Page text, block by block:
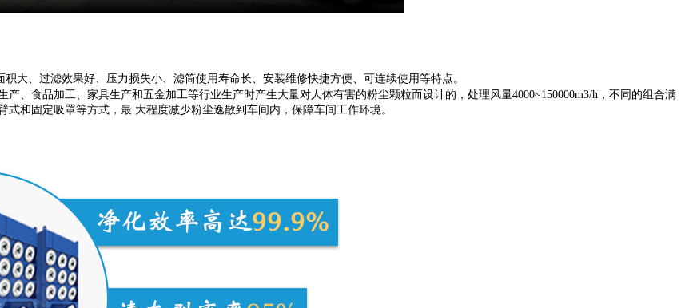
大、过滤效果好、压力损失小、滤筒使用寿命长、安装维修快捷方便、可连续使用等特点。
、食品加工、家具生产和五金加工等行业生产时产生大量对人体有害的粉尘颗粒而设计的，处理风量4000~150000m3/h，不同的组合满
和固定吸罩等方式，最 大程度减少粉尘逸散到车间内，保障车间工作环境。